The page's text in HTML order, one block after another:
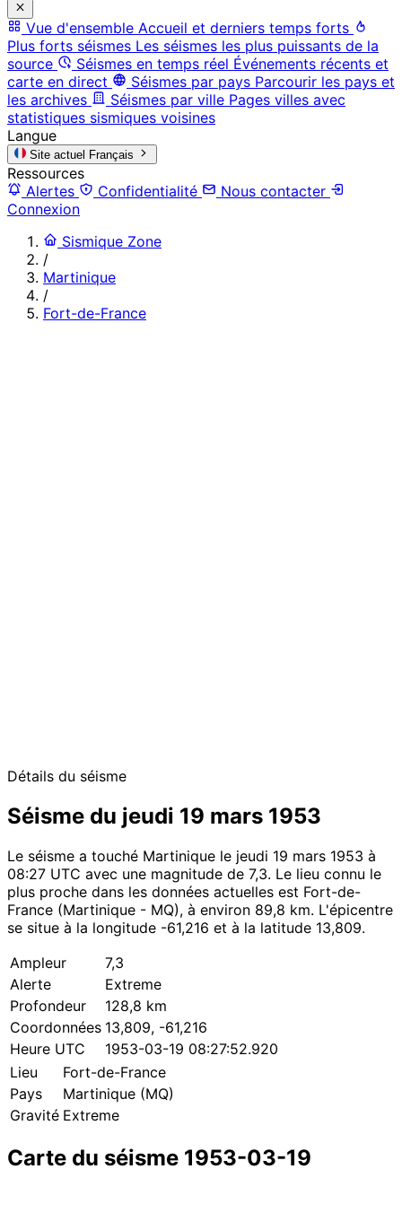
Vue d'ensemble Accueil et derniers temps forts
Plus forts séismes Les séismes les plus puissants de la
source
Séismes en temps réel Événements récents et
carte en direct
Séismes par pays Parcourir les pays et
les archives
Séismes par ville Pages villes avec
statistiques sismiques voisines
Langue
Site actuel Français
Ressources
Alertes
Confidentialité
Nous contacter
Connexion
Sismique Zone
/
Martinique
/
Fort-de-France
Détails du séisme
Séisme du jeudi 19 mars 1953
Le séisme a touché Martinique le jeudi 19 mars 1953 à
08:27 UTC avec une magnitude de 7,3. Le lieu connu le
plus proche dans les données actuelles est Fort-de-
France (Martinique - MQ), à environ 89,8 km. L'épicentre
se situe à la longitude -61,216 et à la latitude 13,809.
Ampleur
7,3
Alerte
Extreme
Profondeur
128,8 km
Coordonnées 13,809, -61,216
Heure UTC
1953-03-19 08:27:52.920
Lieu
Fort-de-France
Pays
Martinique (MQ)
Gravité Extreme
Carte du séisme 1953-03-19